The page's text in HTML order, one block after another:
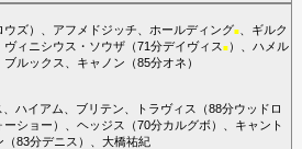
ウズ）、 アフメドジッチ ホールディング■、 ギルク
ヴィニシウス・ソウザ（71分デイヴィス ■）、 ハメル
ブルックス キャノン （85分オネ ）
ハイアム ブリテン トラヴィス （88分ウッドロ
ーショー ）、 ヘッジス （70分カルグボ）、 キャント
（83分デニス ）、 大橋祐紀